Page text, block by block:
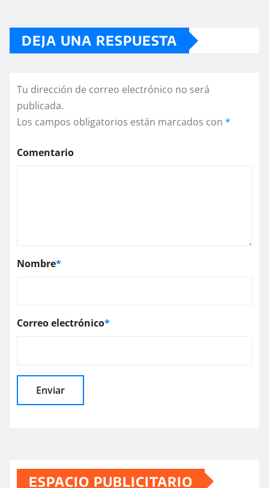
DEJA UNA RESPUESTA
Tu dirección de correo electrónico no será
publicada.
Los campos obligatorios están marcados con *
Comentario
Nombre*
Correo electrónico*
ESPACIO PUBLICITARIO